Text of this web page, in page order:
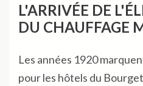
L'ARRIVÉE DE
DU CHAUFFAGE
Les années 1920
pour les hôtels du